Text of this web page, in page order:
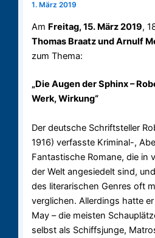
1. März 2019
Am Freitag, 15. März 2019,
Thomas Braatz und Arnulf
zum Thema:
„Die Augen der Sphinx –
Werk, Wirkung“
Der deutsche Schriftsteller
1916) verfasste Kriminal-,
Fantastische Romane, die in
der Welt angesiedelt sind,
des literarischen Genres oft
verglichen. Allerdings hatte
May – die meisten
selbst als Schiffsjunge,